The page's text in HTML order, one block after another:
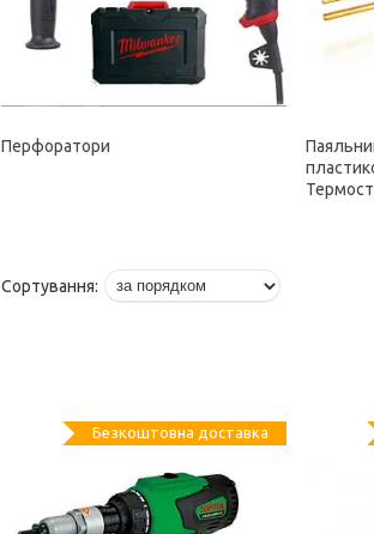
Перфоратори
Безкоштовна доставка